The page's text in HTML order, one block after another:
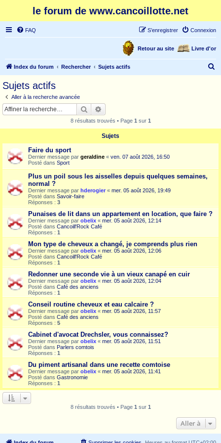
le forum de www.cancoillotte.net
FAQ Connexion
S’enregistrer
Livre d'or
Retour au site
Index du forum Rechercher Sujets actifs
Sujets actifs
Aller à la recherche avancée
Rechercher
8 résultats trouvés • Page 1 sur 1
Sujets
Faire du sport
Dernier message par geraldine « ven. 07 août 2026, 16:50
Posté dans Sport
Plus un poil sous les aisselles depuis quelques semaines,
normal ?
Dernier message par hderogier « mer. 05 août 2026, 19:49
Posté dans Savoir-faire
Réponses : 3
Punaises de lit dans un appartement en location, que faire ?
Dernier message par obelix « mer. 05 août 2026, 12:14
Posté dans Cancoill'Rock Café
Réponses : 1
Mon type de cheveux a changé, je comprends plus rien
Dernier message par obelix « mer. 05 août 2026, 12:06
Posté dans Cancoill'Rock Café
Réponses : 1
Redonner une seconde vie à un vieux canapé en cuir
Dernier message par obelix « mer. 05 août 2026, 12:04
Posté dans Café des anciens
Réponses : 1
Conseil routine cheveux et eau calcaire ?
Dernier message par obelix « mer. 05 août 2026, 11:57
Posté dans Café des anciens
Réponses : 5
Cabinet d'avocat Drechsler, vous connaissez?
Dernier message par obelix « mer. 05 août 2026, 11:51
Posté dans Parlers comtois
Réponses : 1
Du piment artisanal dans une recette comtoise
Dernier message par obelix « mer. 05 août 2026, 11:41
Posté dans Gastronomie
Réponses : 1
8 résultats trouvés • Page 1 sur 1
Aller à